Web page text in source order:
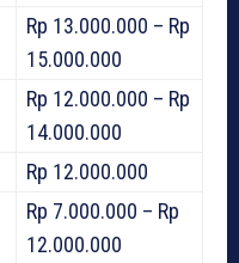
Rp 13.000.000 – Rp
15.000.000
Rp 12.000.000 – Rp
14.000.000
Rp 12.000.000
Rp 7.000.000 – Rp
12.000.000